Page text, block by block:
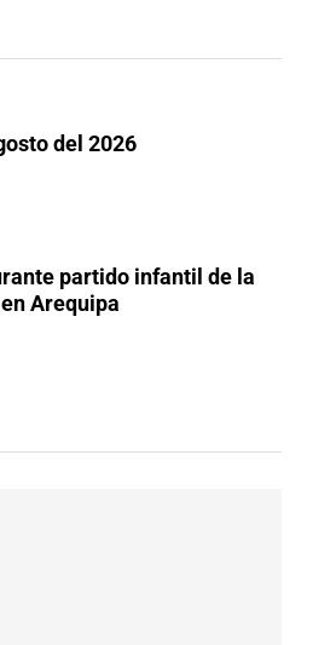
del 2026
partido infantil de la
Arequipa